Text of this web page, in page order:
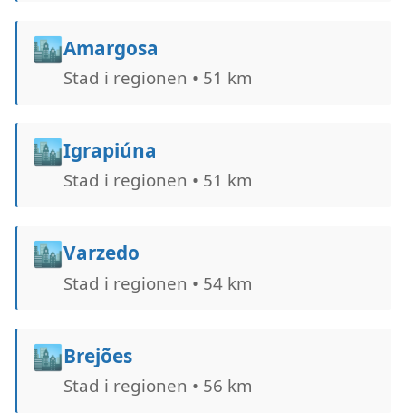
🏙️Amargosa
Stad i regionen • 51 km
🏙️Igrapiúna
Stad i regionen • 51 km
🏙️Varzedo
Stad i regionen • 54 km
🏙️Brejões
Stad i regionen • 56 km